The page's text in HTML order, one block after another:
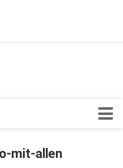
mit-allen